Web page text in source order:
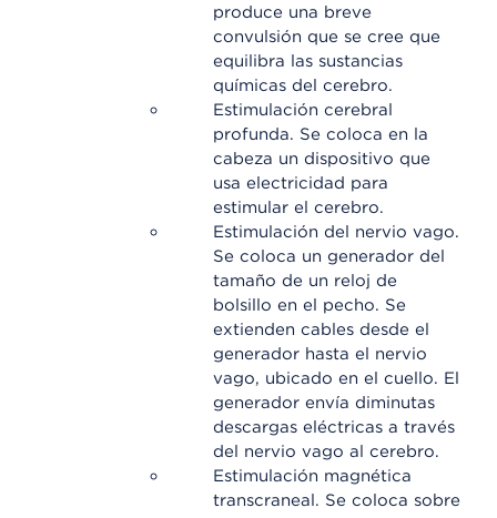
produce una breve
convulsión que se cree que
equilibra las sustancias
químicas del cerebro.
Estimulación cerebral
profunda. Se coloca en la
cabeza un dispositivo que
usa electricidad para
estimular el cerebro.
Estimulación del nervio vago.
Se coloca un generador del
tamaño de un reloj de
bolsillo en el pecho. Se
extienden cables desde el
generador hasta el nervio
vago, ubicado en el cuello. El
generador envía diminutas
descargas eléctricas a través
del nervio vago al cerebro.
Estimulación magnética
transcraneal. Se coloca sobre